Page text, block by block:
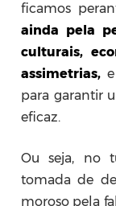
ficamos
ainda pela
culturais,
assimetrias,
para garantir
eficaz.
Ou seja, no
tomada de
moroso pela